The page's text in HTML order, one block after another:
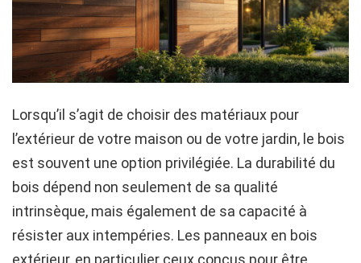
Lorsqu’il s’agit de choisir des matériaux pour
l’extérieur de votre maison ou de votre jardin, le bois
est souvent une option privilégiée. La durabilité du
bois dépend non seulement de sa qualité
intrinsèque, mais également de sa capacité à
résister aux intempéries. Les panneaux en bois
extérieur, en particulier ceux conçus pour être